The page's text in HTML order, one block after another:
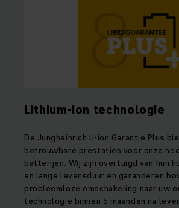
Lithium-ion technologie
De Jungheinrich li-ion Garantie Plus
betrouwbare prestaties voor onze
batterijen. Wij zijn overtuigd van hun
en lange levensduur en garanderen
probleemloze omschakeling naar uw
technologie binnen 6 maanden na